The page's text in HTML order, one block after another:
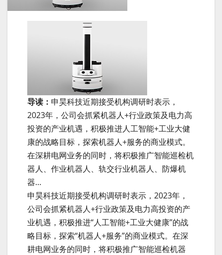
导读： 申昊科技近期接受机构调研时表示，
2023年，公司会抓紧机器人+行业政策及电力高
投资的产业机遇，积极推进人工智能+工业大健
康的战略目标，探索机器人+服务的商业模式。
在深耕电网业务的同时，将积极推广智能巡检机
器人、作业机器人、轨交行业机器人、防爆机
器…
申昊科技近期接受机构调研时表示，2023年，
公司会抓紧机器人+行业政策及电力高投资的产
业机遇，积极推进“人工智能+工业大健康”的战
略目标，探索“机器人+服务”的商业模式。在深
耕电网业务的同时，将积极推广智能巡检机器